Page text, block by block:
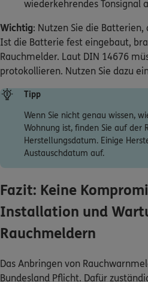
Wichtig: Nutzen Sie die
Ist die Batterie fest eingebaut,
Rauchmelder. Laut DIN 14676
protokollieren. Nutzen Sie dazu
Tipp
Wenn Sie nicht genau wissen,
Wohnung ist, finden Sie auf der
Herstellungsdatum. Einige
Austauschdatum auf.
Fazit: Keine
Installation und
Rauchmeldern
Bundesland Pflicht. Dafür
der Vermieter. Ob dieser auch